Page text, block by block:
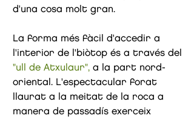
d'una cosa molt gran.
La forma més fàcil d'accedir a
l'interior de l'biòtop és a través del
"ull
de Atxulaur", a la part nord-
oriental. L'espectacular forat
llaurat a la meitat de la roca a
manera de passadís exerceix